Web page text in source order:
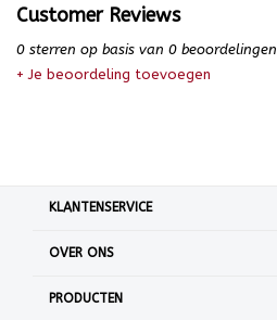
Customer Reviews
0 sterren op basis van 0 beoordelingen
+ Je beoordeling toevoegen
KLANTENSERVICE
OVER ONS
PRODUCTEN